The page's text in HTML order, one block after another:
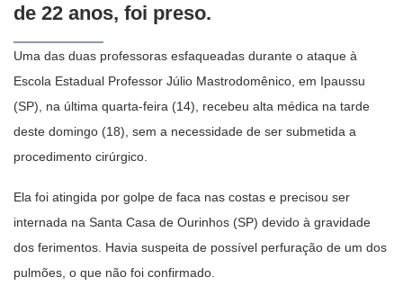
de 22 anos, foi preso.
Uma das duas professoras esfaqueadas durante o ataque à
Escola Estadual Professor Júlio Mastrodomênico, em Ipaussu
(SP), na última quarta-feira (14), recebeu alta médica na tarde
deste domingo (18), sem a necessidade de ser submetida a
procedimento cirúrgico.
Ela foi atingida por golpe de faca nas costas e precisou ser
internada na Santa Casa de Ourinhos (SP) devido à gravidade
dos ferimentos. Havia suspeita de possível perfuração de um dos
pulmões, o que não foi confirmado.